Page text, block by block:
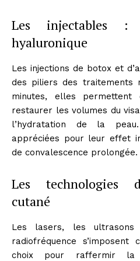
Les injectables
hyaluronique
Les injections de botox et
des piliers des traitements
minutes, elles
restaurer les volumes du
l’hydratation de la
appréciées pour leur effet
de convalescence prolongée.
Les technologies
cutané
Les lasers, les
radiofréquence
choix pour raffermir